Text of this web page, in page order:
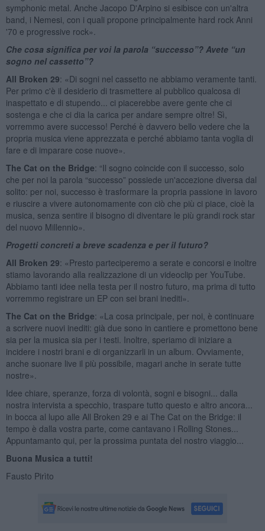
symphonic metal. Anche Jacopo D'Arpino si esibisce con un'altra
band, i Nemesi, con i quali propone principalmente hard rock Anni
'70 e progressive rock».
Che cosa significa per voi la parola “successo”? Avete “un
sogno nel cassetto”?
All Broken 29: «Di sogni nel cassetto ne abbiamo veramente tanti.
Per primo c'è il desiderio di trasmettere al pubblico qualcosa di
inaspettato e di stupendo... ci piacerebbe avere gente che ci
sostenga e che ci dia la carica per andare sempre oltre! Sì,
vorremmo avere successo! Perché è davvero bello vedere che la
propria musica viene apprezzata e perché abbiamo tanta voglia di
fare e di imparare cose nuove».
The Cat on the Bridge: “Il sogno coincide con il successo, solo
che per noi la parola “successo” possiede un'accezione diversa dal
solito: per noi, successo è trasformare la propria passione in lavoro
e riuscire a vivere autonomamente con ciò che più ci piace, cioè la
musica, senza sentire il bisogno di diventare le più grandi rock star
del nuovo Millennio».
Progetti concreti a breve scadenza e per il futuro?
All Broken 29: «Presto parteciperemo a serate e concorsi e inoltre
stiamo lavorando alla realizzazione di un videoclip per YouTube.
Abbiamo tanti idee nella testa per il nostro futuro, ma prima di tutto
vorremmo registrare un EP con sei brani inediti».
The Cat on the Bridge: «La cosa principale, per noi, è continuare
a scrivere nuovi inediti: già due sono in cantiere e promettono bene
sia per la musica sia per i testi. Inoltre, speriamo di iniziare a
incidere i nostri brani e di organizzarli in un album. Ovviamente,
anche suonare live il più possibile, magari anche in serate tutte
nostre».
Idee chiare, speranze, forza di volontà, sogni e bisogni... dalla
nostra intervista a specchio, traspare tutto questo e altro ancora...
in bocca al lupo alle All Broken 29 e ai The Cat on the Bridge: il
tempo è dalla vostra parte, come cantavano i Rolling Stones...
Appuntamanto qui, per la prossima puntata del nostro viaggio...
Buona Musica a tutti!
Fausto Pirìto